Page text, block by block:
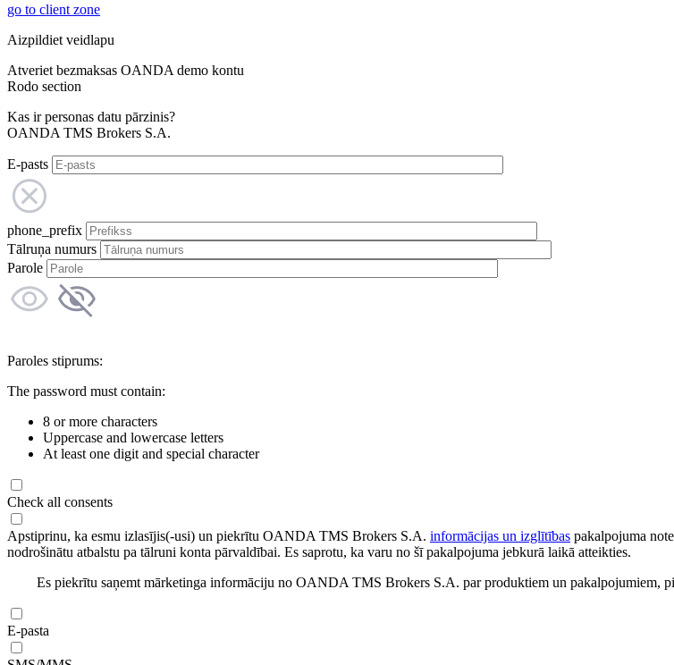
go to client zone
Aizpildiet veidlapu
Atveriet bezmaksas OANDA demo kontu
Rodo section
Kas ir personas datu pārzinis?
OANDA TMS Brokers S.A.
E-pasts
phone_prefix
Tālruņa numurs
Parole
Paroles stiprums:
The password must contain:
8 or more characters
Uppercase and lowercase letters
At least one digit and special character
Check all consents
Apstiprinu, ka esmu izlasījis(-usi) un piekrītu OANDA TMS Brokers S.A. informācijas un izglītības pakalpojuma
nodrošinātu atbalstu pa tālruni konta pārvaldībai. Es saprotu, ka varu no šī pakalpojuma jebkurā laikā atteikties.
Es piekrītu saņemt mārketinga informāciju no OANDA TMS Brokers S.A. par produktiem un pakalpojumiem,
E-pasta